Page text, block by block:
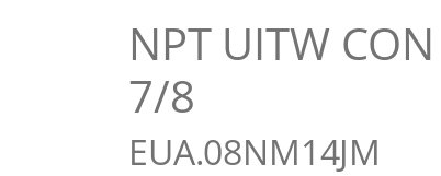
NPT UITW
7/8
EUA.08NM14JM